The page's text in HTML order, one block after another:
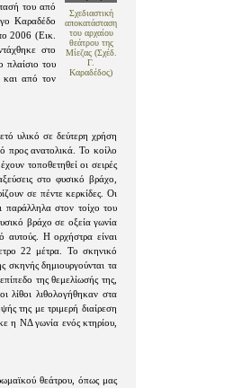
Σχεδιαστική
αποκατάσταση
του αρχαίου
θεάτρου της
Μίεζας (Σχέδ.
Γ.
Καραδέδος)
του από
Καραδέδο
2006 (Εικ.
στο
πλαίσιο του
και από τον
υλικό σε δεύτερη χρήση
προς ανατολικά. Το κοίλο
τοποθετηθεί οι σειρές
στο φυσικό βράχο,
σε πέντε κερκίδες. Οι
παράλληλα στον τοίχο του
βράχο σε οξεία γωνία
Η ορχήστρα είναι
22 μέτρα. Το σκηνικό
σκηνής δημιουργούνται τα
της θεμελίωσής της,
λίθοι λιθολογήθηκαν στα
της με τριμερή διαίρεση
η ΝΔ γωνία ενός κτηρίου,
θεάτρου, όπως μας